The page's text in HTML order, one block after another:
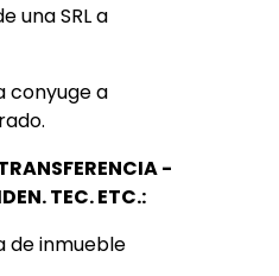
una SRL a
conyuge a
-
TEC. ETC.:
de inmueble